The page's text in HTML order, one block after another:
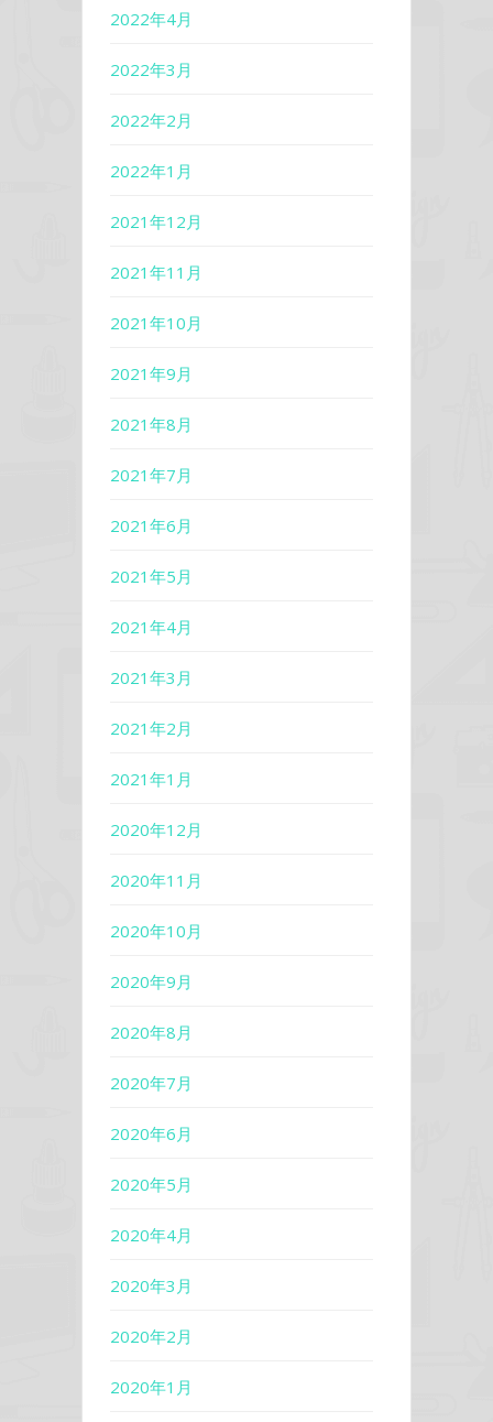
2022年4月
2022年3月
2022年2月
2022年1月
2021年12月
2021年11月
2021年10月
2021年9月
2021年8月
2021年7月
2021年6月
2021年5月
2021年4月
2021年3月
2021年2月
2021年1月
2020年12月
2020年11月
2020年10月
2020年9月
2020年8月
2020年7月
2020年6月
2020年5月
2020年4月
2020年3月
2020年2月
2020年1月